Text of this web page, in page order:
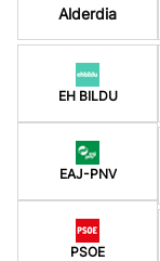
Alderdia
EH BILDU
EAJ-PNV
PSOE